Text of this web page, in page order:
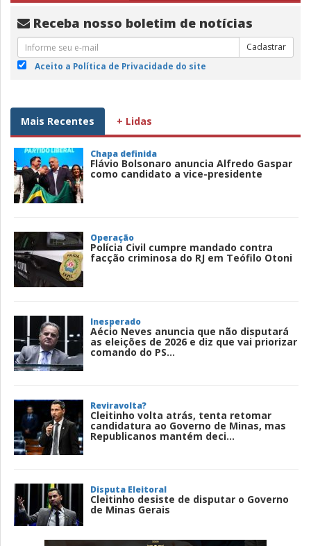
Receba nosso boletim de notícias
Cadastrar
Aceito a Política de Privacidade do site
Mais Recentes + Lidas
Chapa definida
Flávio Bolsonaro anuncia Alfredo Gaspar
como candidato a vice-presidente
Operação
Polícia Civil cumpre mandado contra
facção criminosa do RJ em Teófilo Otoni
Inesperado
Aécio Neves anuncia que não disputará
as eleições de 2026 e diz que vai priorizar
comando do PS...
Reviravolta?
Cleitinho volta atrás, tenta retomar
candidatura ao Governo de Minas, mas
Republicanos mantém deci...
Disputa Eleitoral
Cleitinho desiste de disputar o Governo
de Minas Gerais